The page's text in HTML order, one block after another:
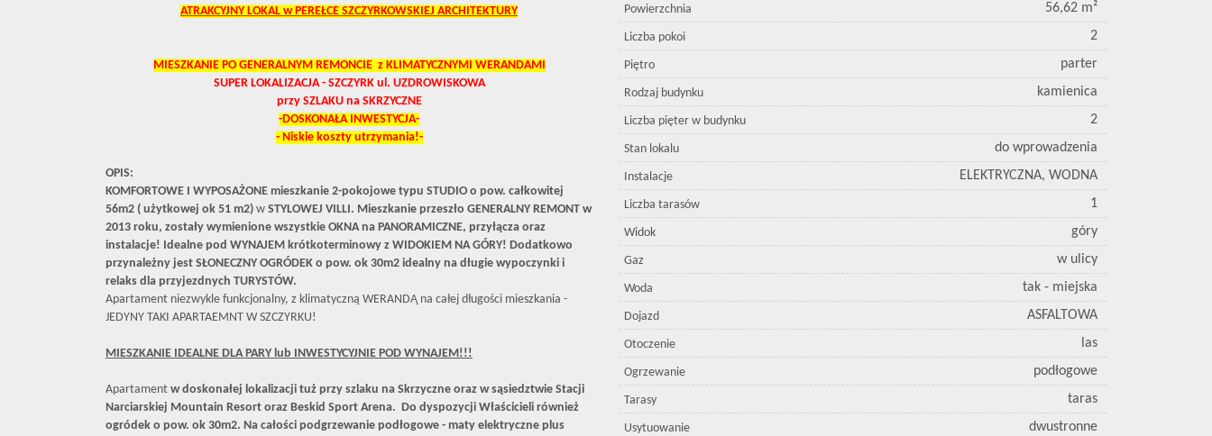
ATRAKCYJNY LOKAL w PEREŁCE SZCZYRKOWSKIEJ ARCHITEKTURY
MIESZKANIE PO GENERALNYM REMONCIE z KLIMATYCZNYMI WERANDAMI
SUPER LOKALIZACJA - SZCZYRK ul. UZDROWISKOWA
przy SZLAKU na SKRZYCZNE
-DOSKONAŁA INWESTYCJA-
- Niskie koszty utrzymania!-
OPIS:
KOMFORTOWE I WYPOSAŻONE mieszkanie 2-pokojowe typu STUDIO o pow. całkowitej
56m2 ( użytkowej ok 51 m2) w STYLOWEJ VILLI. Mieszkanie przeszło GENERALNY REMONT w
2013 roku, zostały wymienione wszystkie OKNA na PANORAMICZNE, przyłącza oraz
instalacje! Idealne pod WYNAJEM krótkoterminowy z WIDOKIEM NA GÓRY! Dodatkowo
przynależny jest SŁONECZNY OGRÓDEK o pow. ok 30m2 idealny na długie wypoczynki i
relaks dla przyjezdnych TURYSTÓW.
Apartament niezwykle funkcjonalny, z klimatyczną WERANDĄ na całej długości mieszkania -
JEDYNY TAKI APARTAEMNT W SZCZYRKU!
MIESZKANIE IDEALNE DLA PARY lub INWESTYCYJNIE POD WYNAJEM!!!
Apartament w doskonałej lokalizacji tuż przy szlaku na Skrzyczne oraz w sąsiedztwie Stacji
Narciarskiej Mountain Resort oraz Beskid Sport Arena. Do dyspozycji Właścicieli również
ogródek o pow. ok 30m2. Na całości podgrzewanie podłogowe - maty elektryczne plus
Powierzchnia 56,62 m²
Liczba pokoi 2
Piętro parter
Rodzaj budynku kamienica
Liczba pięter w budynku 2
Stan lokalu do wprowadzenia
Instalacje ELEKTRYCZNA, WODNA
Liczba tarasów 1
Widok góry
Gaz w ulicy
Woda tak - miejska
Dojazd ASFALTOWA
Otoczenie las
Ogrzewanie podłogowe
Tarasy taras
Usytuowanie dwustronne